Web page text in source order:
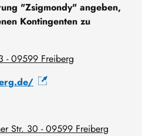
"Zsigmondy" angeben,
Kontingenten zu
- 09599 Freiberg
Str. 30 - 09599 Freiberg